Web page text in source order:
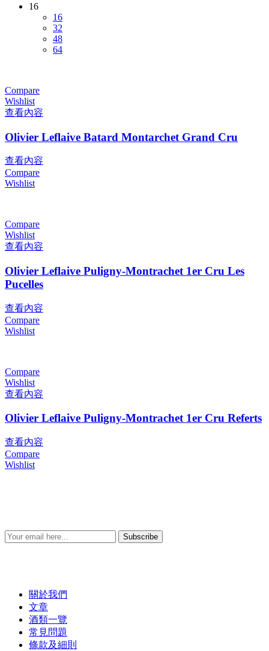
16
16
32
48
64
Compare
Wishlist
查看內容
Olivier Leflaive Batard Montarchet Grand Cru
查看內容
Compare
Wishlist
Compare
Wishlist
查看內容
Olivier Leflaive Puligny-Montrachet 1er Cru Les
Pucelles
查看內容
Compare
Wishlist
Compare
Wishlist
查看內容
Olivier Leflaive Puligny-Montrachet 1er Cru Referts
查看內容
Compare
Wishlist
Subscribe
關於我們
文章
酒類一覽
常見問題
條款及細則